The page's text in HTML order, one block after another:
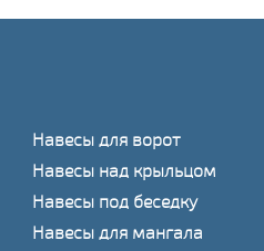
Навесы для ворот
Навесы над крыльцом
Навесы под беседку
Навесы для мангала